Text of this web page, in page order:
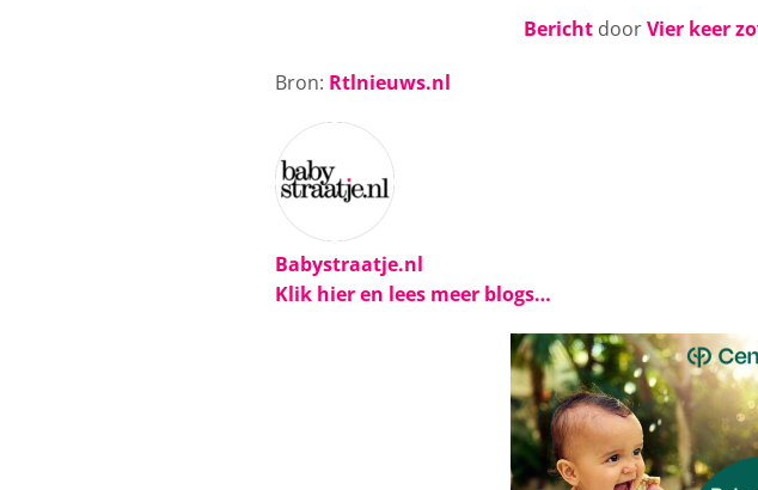
BerichtdoorVier keer
Bron: Rtlnieuws.nl
Babystraatje.nl
Klik hier en lees meer blogs…